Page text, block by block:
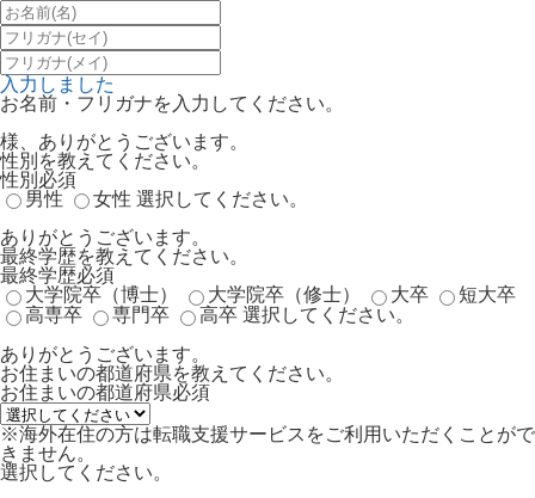
入力しました
お名前・フリガナを入力してください。
様、ありがとうございます。
性別を教えてください。
性別 必須
男性
女性 選択してください。
ありがとうございます。
最終学歴を教えてください。
最終学歴必須
大学院卒（博士）
大学院卒（修士） 大卒
短大卒
高専卒
専門卒 高卒 選択してください。
ありがとうございます。
お住まいの都道府県を教えてください。
お住まいの都道府県必須
※海外在住の方は転職支援サービスをご利用いただくことがで
きません。
選択してください。